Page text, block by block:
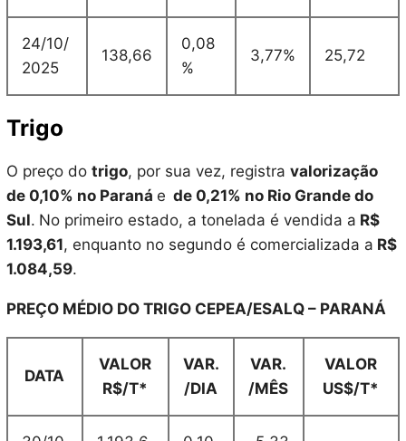
24/10/
2025
138,66
0,08
%
3,77% 25,72
Trigo
O preço do trigo, por sua vez, registra valorização
de 0,10% no Paraná e de 0,21% no Rio Grande do
Sul. No primeiro estado, a tonelada é vendida a R$
1.193,61, enquanto no segundo é comercializada a R$
1.084,59.
PREÇO MÉDIO DO TRIGO CEPEA/ESALQ – PARANÁ
DATA
VALOR
R$/T*
VAR.
/DIA
VAR.
/MÊS
VALOR
US$/T*